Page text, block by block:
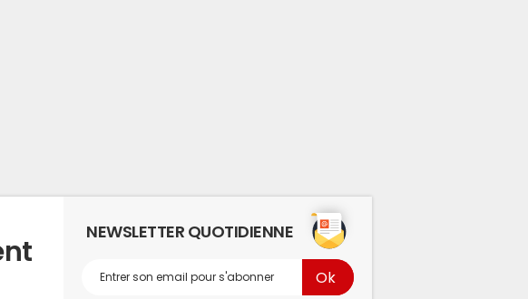
NEWSLETTER QUOTIDIENNE